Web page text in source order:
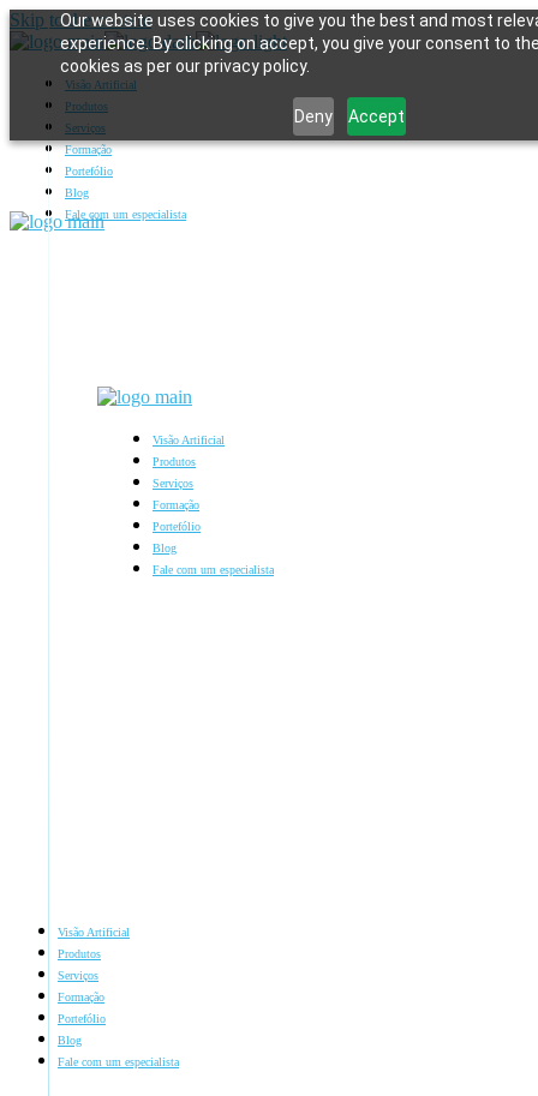
Our website uses cookies to give you the best and most
experience. By clicking on accept, you give your consent to
cookies as per our privacy policy.
Deny Accept
Skip to the content
Visão Artificial
Produtos
Serviços
Formação
Portefólio
Blog
Fale com um especialista
Visão Artificial
Produtos
Serviços
Formação
Portefólio
Blog
Fale com um especialista
Visão Artificial
Produtos
Serviços
Formação
Portefólio
Blog
Fale com um especialista